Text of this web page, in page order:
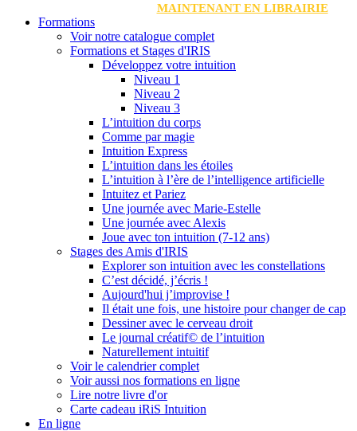
MAINTENANT EN LIBRAIRIE
Formations
Voir notre catalogue complet
Formations et Stages d'IRIS
Développez votre intuition
Niveau 1
Niveau 2
Niveau 3
L’intuition du corps
Comme par magie
Intuition Express
L’intuition dans les étoiles
L’intuition à l’ère de l’intelligence artificielle
Intuitez et Pariez
Une journée avec Marie-Estelle
Une journée avec Alexis
Joue avec ton intuition (7-12 ans)
Stages des Amis d'IRIS
Explorer son intuition avec les constellations
C’est décidé, j’écris !
Aujourd'hui j’improvise !
Il était une fois, une histoire pour changer de cap
Dessiner avec le cerveau droit
Le journal créatif© de l’intuition
Naturellement intuitif
Voir le calendrier complet
Voir aussi nos formations en ligne
Lire notre livre d'or
Carte cadeau iRiS Intuition
En ligne